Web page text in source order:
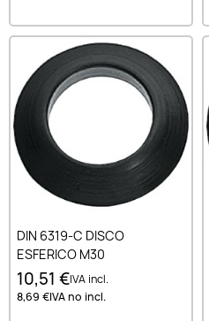
DIN 6319-C DISCO
ESFERICO M30
10,51 €IVA incl.
8,69 €IVA no incl.